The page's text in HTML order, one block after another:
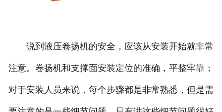
说到液压卷扬机的安全，应该从安装开始就非常
注意。卷扬机和支撑面安装定位的准确，平整牢靠；
对于安装人员来说，每个步骤都是非常熟悉，但是需